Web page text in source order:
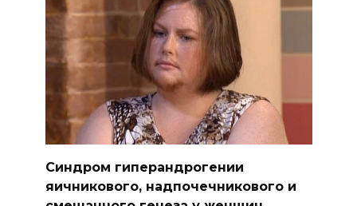
Синдром гиперандрогении
яичникового, надпочечникового и